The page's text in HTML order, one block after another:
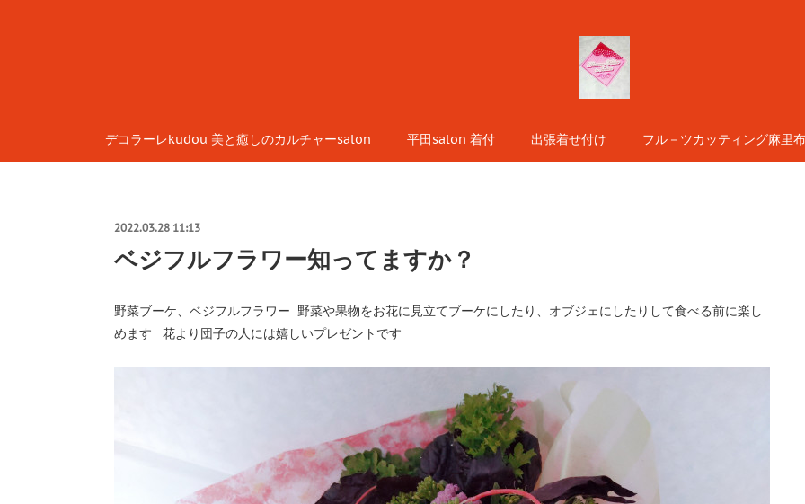
デコラーレkudou 美と癒しのカルチャーsalon 平田salon 着付 出張着せ付け フル－ツカッティング麻里
2022.03.28 11:13
ベジフルフラワー知ってますか？
野菜ブーケ、ベジフルフラワー 野菜や果物をお花に見立てブーケにしたり、オブジェにしたりして食べる前に楽し
めます 花より団子の人には嬉しいプレゼントです